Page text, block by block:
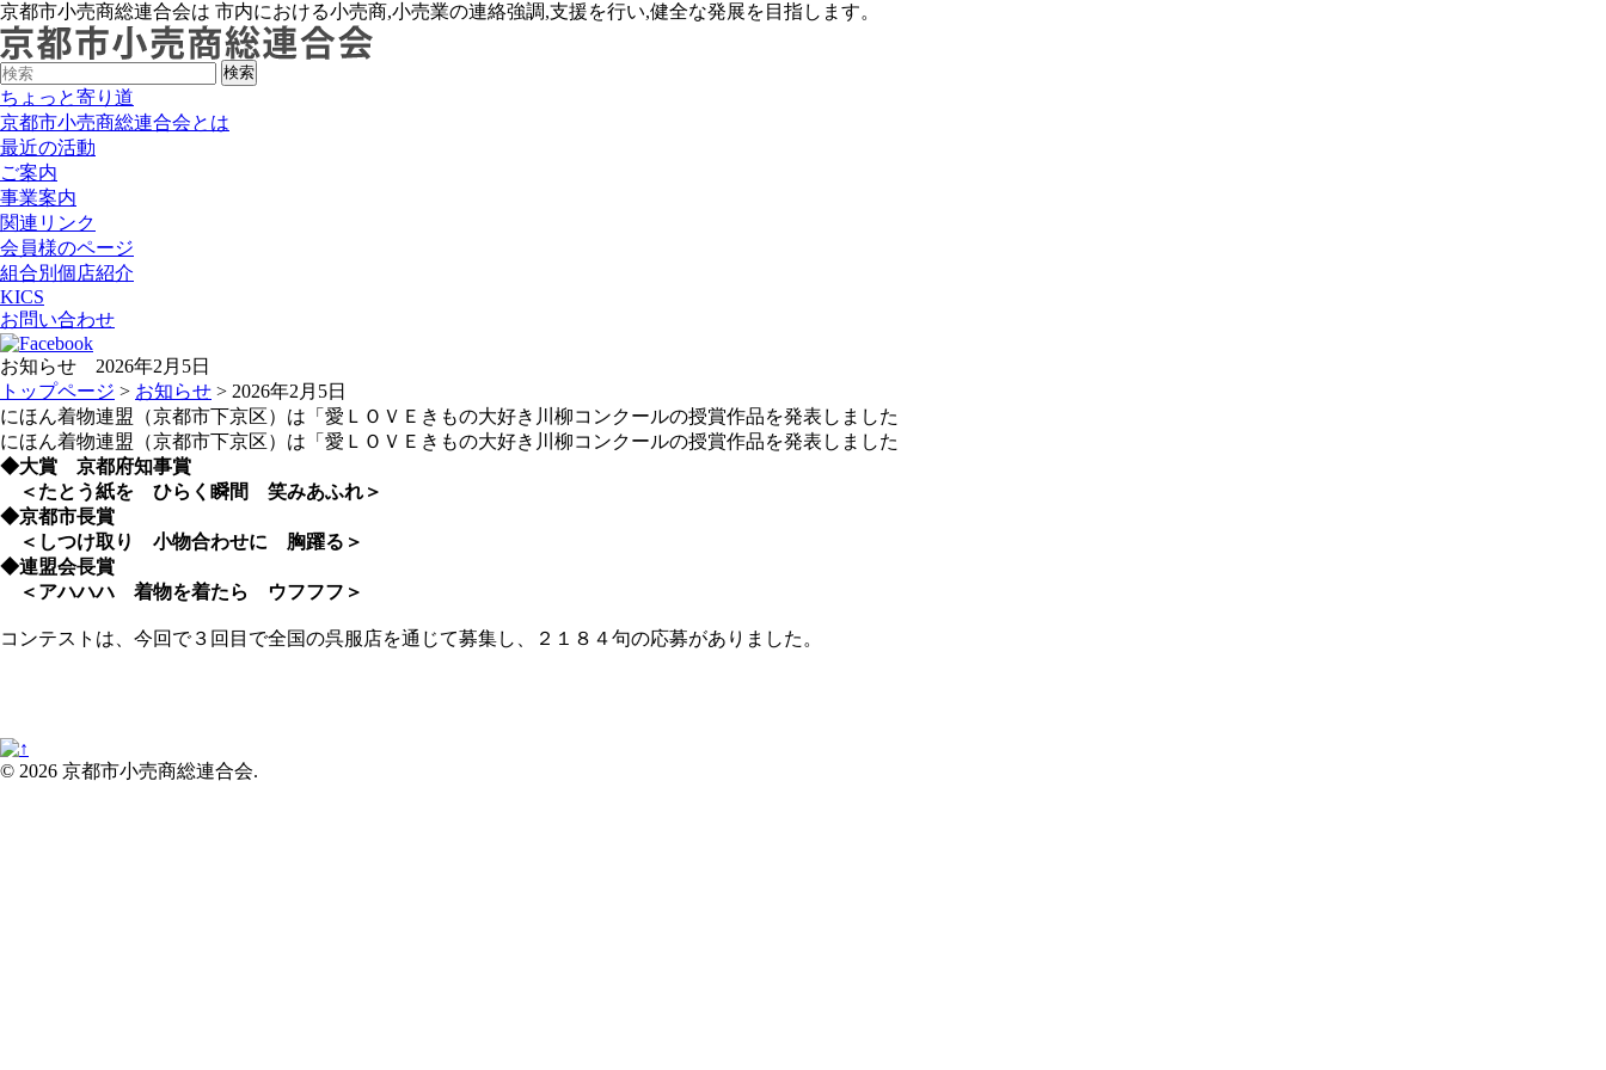
京都市小売商総連合会は 市内における小売商,小売業の連絡強調,支援を行い,健全な発展を目指します。
ちょっと寄り道
京都市小売商総連合会とは
最近の活動
ご案内
事業案内
関連リンク
会員様のページ
組合別個店紹介
KICS
お問い合わせ
お知らせ 2026年2月5日
トップページ > お知らせ > 2026年2月5日
にほん着物連盟（京都市下京区）は「愛ＬＯＶＥきもの大好き川柳コンクールの授賞作品を発表しました
にほん着物連盟（京都市下京区）は「愛ＬＯＶＥきもの大好き川柳コンクールの授賞作品を発表しました
◆大賞 京都府知事賞
＜たとう紙を ひらく瞬間 笑みあふれ＞
◆京都市長賞
＜しつけ取り 小物合わせに 胸躍る＞
◆連盟会長賞
＜アハハハ 着物を着たら ウフフフ＞
コンテストは、今回で３回目で全国の呉服店を通じて募集し、２１８４句の応募がありました。
© 2026 京都市小売商総連合会.